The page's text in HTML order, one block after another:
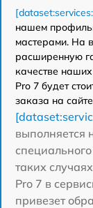
нашем
мастерами. На
расширенную
качестве
Pro 7 будет
заказа на
выполняется
таких
Pro 7 в
привезет